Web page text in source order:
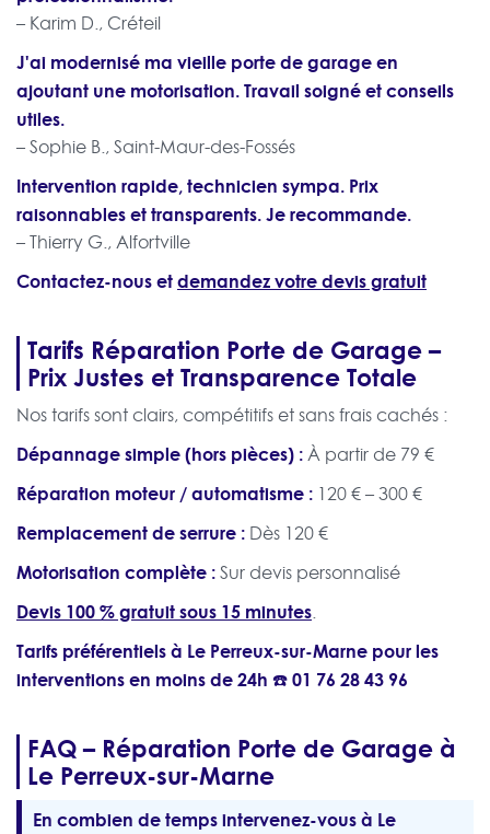
– Karim D., Créteil
J'ai modernisé ma vieille porte de garage en
ajoutant une motorisation. Travail soigné et conseils
utiles.
– Sophie B., Saint-Maur-des-Fossés
Intervention rapide, technicien sympa. Prix
raisonnables et transparents. Je recommande.
– Thierry G., Alfortville
Contactez-nous etdemandez votre devis gratuit
Tarifs Réparation Porte de Garage –
Prix Justes et Transparence Totale
Nos tarifs sont clairs, compétitifs et sans frais cachés :
Dépannage simple (hors pièces) :À partir de 79 €
Réparation moteur / automatisme : 120 € – 300 €
Remplacement de serrure : Dès 120 €
Motorisation complète :Sur devis personnalisé
Devis 100 % gratuit sous 15 minutes.
Tarifs préférentiels à Le Perreux-sur-Marne pour les
interventions en moins de 24h ☎️01 76 28 43 96
FAQ – Réparation Porte de Garage à
Le Perreux-sur-Marne
En combien de temps intervenez-vous à Le